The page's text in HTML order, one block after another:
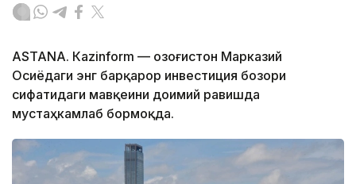
ASTANА. Кazinform — Қозоғистон Марказий
Осиёдаги энг барқарор инвестиция бозори
сифатидаги мавқеини доимий равишда
мустаҳкамлаб бормоқда.